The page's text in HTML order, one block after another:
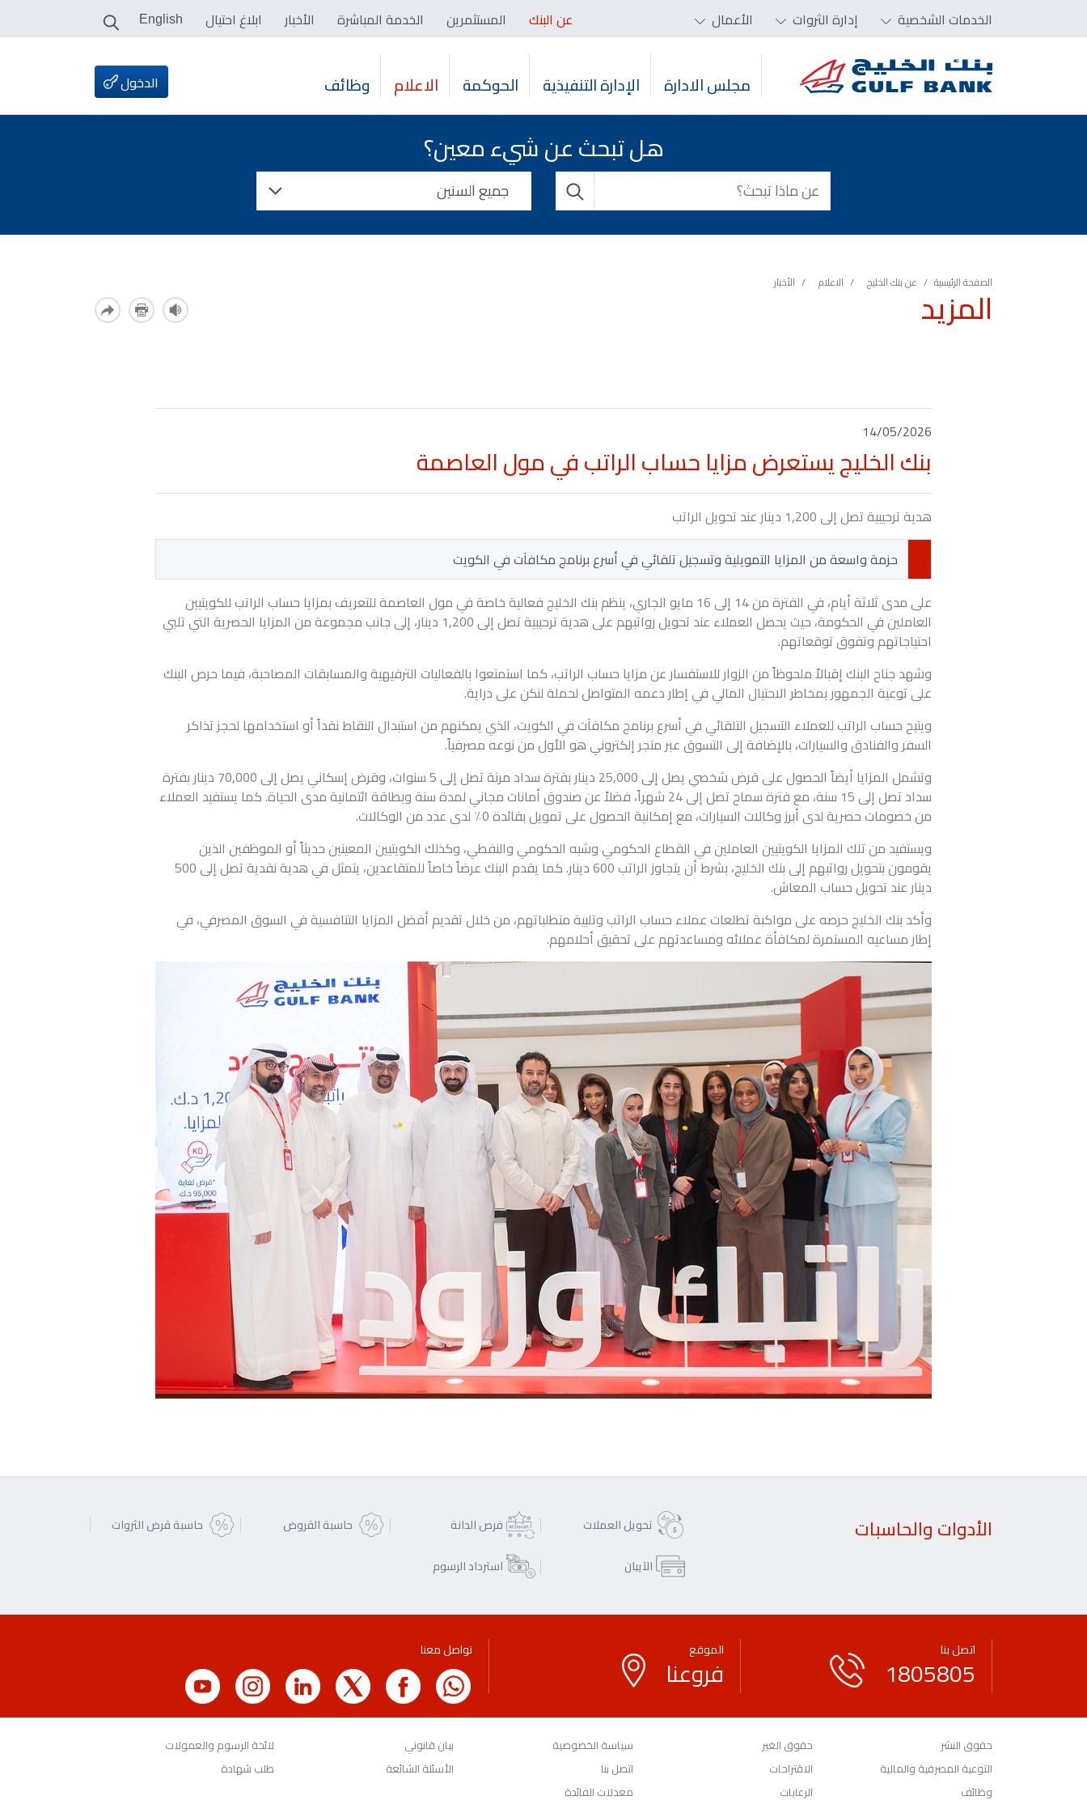
الخدمات الشخصية إدارة الثروات الأعمال عن البنك المستثمرين الخدمة المباشرة الأخبار ابلاغ احتيال English
مجلس الادارة الإدارة التنفيذية الحوكمة الاعلام وظائف الدخول
هل تبحث عن شيء معين؟
جميع السنين
الصفحة الرئيسية عن بنك الخليج الاعلام الأخبار المزيد
14/05/2026
بنك الخليج يستعرض مزايا حساب الراتب في مول العاصمة
هدية ترحيبية تصل إلى 1,200 دينار عند تحويل الراتب
حزمة واسعة من المزايا التمويلية وتسجيل تلقائي في أسرع برنامج مكافآت في الكويت
على مدى ثلاثة أيام، في الفترة من 14 إلى 16 مايو الجاري، ينظم بنك الخليج فعالية خاصة في مول العاصمة للتعريف بمزايا حساب الراتب للكويتيين
العاملين في الحكومة، حيث يحصل العملاء عند تحويل رواتبهم على هدية ترحيبية تصل إلى 1,200 دينار، إلى جانب مجموعة من المزايا الحصرية التي تلبي
احتياجاتهم وتفوق توقعاتهم.
وشهد جناح البنك إقبالاً ملحوظاً من الزوار للاستفسار عن مزايا حساب الراتب، كما استمتعوا بالفعاليات الترفيهية والمسابقات المصاحبة، فيما حرص البنك
على توعية الجمهور بمخاطر الاحتيال المالي في إطار دعمه المتواصل لحملة لنكن على دراية.
ويتيح حساب الراتب للعملاء التسجيل التلقائي في أسرع برنامج مكافآت في الكويت، الذي يمكنهم من استبدال النقاط نقداً أو استخدامها لحجز تذاكر
السفر والفنادق والسيارات، بالإضافة إلى التسوق عبر متجر إلكتروني هو الأول من نوعه مصرفياً.
وتشمل المزايا أيضاً الحصول على قرض شخصي يصل إلى 25,000 دينار بفترة سداد مرنة تصل إلى 5 سنوات، وقرض إسكاني يصل إلى 70,000 دينار بفترة
سداد تصل إلى 15 سنة، مع فترة سماح تصل إلى 24 شهراً، فضلاً عن صندوق أمانات مجاني لمدة سنة وبطاقة ائتمانية مدى الحياة. كما يستفيد العملاء
من خصومات حصرية لدى أبرز وكالات السيارات، مع إمكانية الحصول على تمويل بفائدة 0٪ لدى عدد من الوكالات.
ويستفيد من تلك المزايا الكويتيين العاملين في القطاع الحكومي وشبه الحكومي والنفطي، وكذلك الكويتيين المعينين حديثاً أو الموظفين الذين
يقومون بتحويل رواتبهم إلى بنك الخليج، بشرط أن يتجاوز الراتب 600 دينار. كما يقدم البنك عرضاً خاصاً للمتقاعدين، يتمثل في هدية نقدية تصل إلى 500
دينار عند تحويل حساب المعاش.
وأكد بنك الخليج حرصه على مواكبة تطلعات عملاء حساب الراتب وتلبية متطلباتهم، من خلال تقديم أفضل المزايا التنافسية في السوق المصرفي، في
إطار مساعيه المستمرة لمكافأة عملائه ومساعدتهم على تحقيق أحلامهم.
الأدوات والحاسبات تحويل العملات فرص الدانة حاسبة القروض
حاسبة قرض الثروات
الآيبان
استرداد الرسوم
اتصل بنا
1805805
الموقع
فروعنا
تواصل معنا
حقوق النشر حقوق الغير سياسة الخصوصية بيان قانوني
لائحة الرسوم والعمولات
التوعية المصرفية والمالية
الاقتراحات اتصل بنا الأسئلة الشائعة
طلب شهادة
وظائف
الرعايات معدلات الفائدة